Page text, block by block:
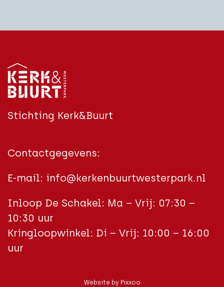
Stichting Kerk&Buurt
Contactgegevens:
E-mail: info@kerkenbuurtwesterpark.nl
Inloop De Schakel: Ma – Vrij: 07:30 –
10:30 uur
Kringloopwinkel: Di – Vrij: 10:00 – 16:00
uur
Website by Pixxoo